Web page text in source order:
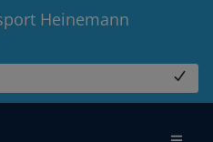
Heinemann